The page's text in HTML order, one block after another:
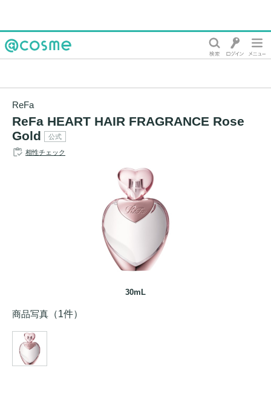
ReFa
ReFa HEART HAIR FRAGRANCE Rose
Gold
公式
相性チェック
30mL
商品写真 （1件）